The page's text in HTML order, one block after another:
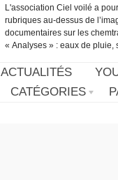
L'association Ciel voilé a
rubriques au-dessus de
documentaires sur les
« Analyses » : eaux de pluie,
ACTUALITÉS
CATÉGORIES